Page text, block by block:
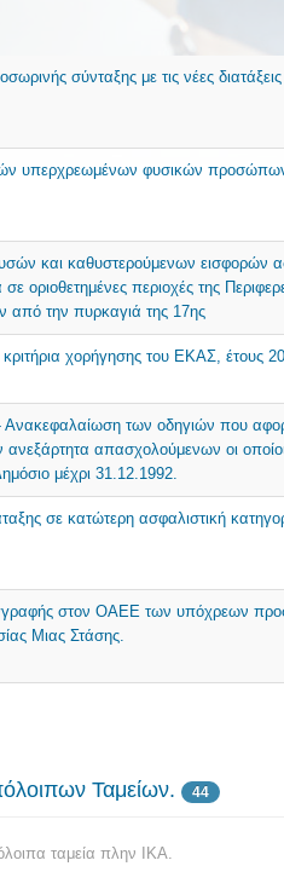
σύνταξης με τις νέες
υπερχρεωμένων φυσικών
και καθυστερούμενων εισφορών
οριοθετημένες περιοχές της
από την πυρκαγιά της 17ης
χορήγησης του ΕΚΑΣ, έτους
των οδηγιών που
απασχολούμενων οι
μέχρι 31.12.1992.
σε κατώτερη ασφαλιστική
στον ΟΑΕΕ των υπόχρεων
Μιας Στάσης.
Ταμείων. 44
ταμεία πλην ΙΚΑ.